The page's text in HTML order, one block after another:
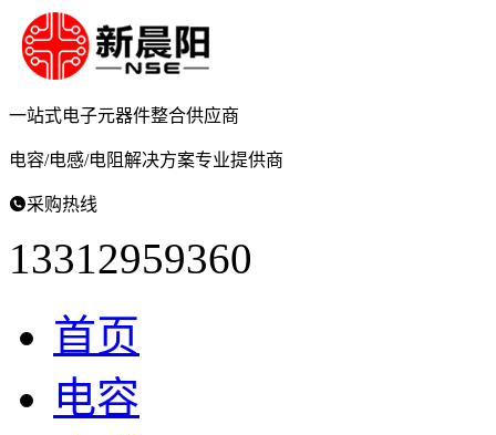
一站式电子元器件整合供应商
电容/电感/电阻解决方案专业提供商
采购热线
13312959360
首页
电容